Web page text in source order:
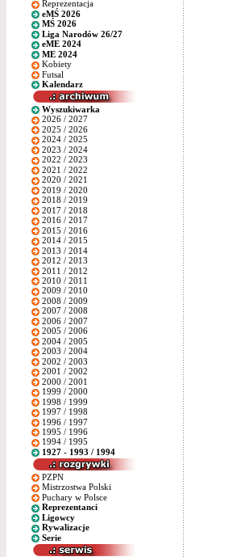
Reprezentacja
eMŚ 2026
MŚ 2026
Liga Narodów 26/27
eME 2024
ME 2024
Kobiety
Futsal
Kalendarz
Wyszukiwarka
2026 / 2027
2025 / 2026
2024 / 2025
2023 / 2024
2022 / 2023
2021 / 2022
2020 / 2021
2019 / 2020
2018 / 2019
2017 / 2018
2016 / 2017
2015 / 2016
2014 / 2015
2013 / 2014
2012 / 2013
2011 / 2012
2010 / 2011
2009 / 2010
2008 / 2009
2007 / 2008
2006 / 2007
2005 / 2006
2004 / 2005
2003 / 2004
2002 / 2003
2001 / 2002
2000 / 2001
1999 / 2000
1998 / 1999
1997 / 1998
1996 / 1997
1995 / 1996
1994 / 1995
1927 - 1993 / 1994
PZPN
Mistrzostwa Polski
Puchary w Polsce
Reprezentanci
Ligowcy
Rywalizacje
Serie